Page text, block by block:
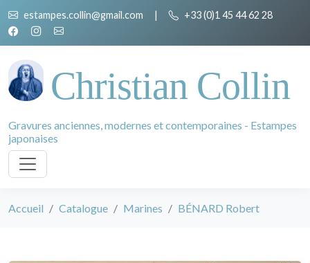
estampes.collin@gmail.com | +33 (0)1 45 44 62 28
Christian Collin
Gravures anciennes, modernes et contemporaines - Estampes
japonaises
Accueil Catalogue Marines BÉNARD Robert